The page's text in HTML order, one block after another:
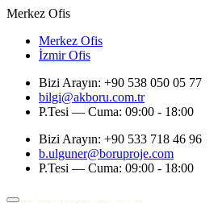
Merkez Ofis
Merkez Ofis
İzmir Ofis
Bizi Arayın: +90 538 050 05 77
bilgi@akboru.com.tr
P.Tesi — Cuma: 09:00 - 18:00
Bizi Arayın: +90 533 718 46 96
b.ulguner@boruproje.com
P.Tesi — Cuma: 09:00 - 18:00